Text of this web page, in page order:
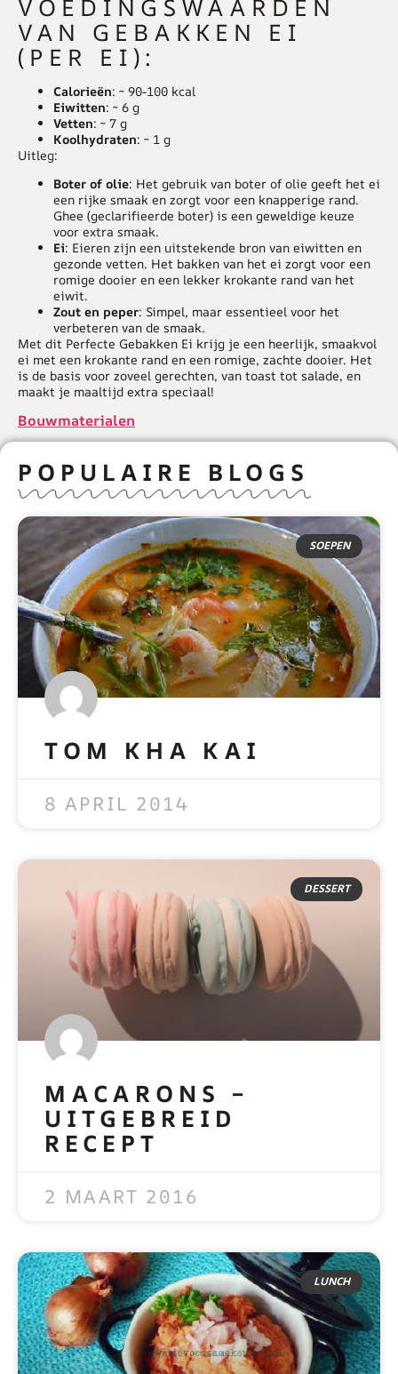
VOEDINGSWAARDEN
VAN GEBAKKEN EI
(PER EI):
Calorieën: ~ 90-100 kcal
Eiwitten: ~ 6 g
Vetten: ~ 7 g
Koolhydraten: ~ 1 g
Uitleg:
Boter of olie: Het gebruik van boter of olie geeft het ei
een rijke smaak en zorgt voor een knapperige rand.
Ghee (geclarifieerde boter) is een geweldige keuze
voor extra smaak.
Ei: Eieren zijn een uitstekende bron van eiwitten en
gezonde vetten. Het bakken van het ei zorgt voor een
romige dooier en een lekker krokante rand van het
eiwit.
Zout en peper: Simpel, maar essentieel voor het
verbeteren van de smaak.
Met dit Perfecte Gebakken Ei krijg je een heerlijk, smaakvol
ei met een krokante rand en een romige, zachte dooier. Het
is de basis voor zoveel gerechten, van toast tot salade, en
maakt je maaltijd extra speciaal!
Bouwmaterialen
POPULAIRE BLOGS
SOEPEN
TOM KHA KAI
8 APRIL 2014
DESSERT
MACARONS –
UITGEBREID
RECEPT
2 MAART 2016
LUNCH